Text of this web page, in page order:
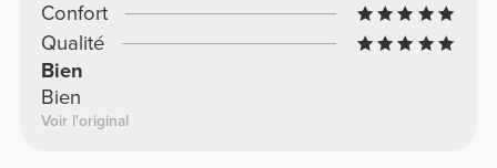
Confort
Qualité
Bien
Bien
Voir l'original